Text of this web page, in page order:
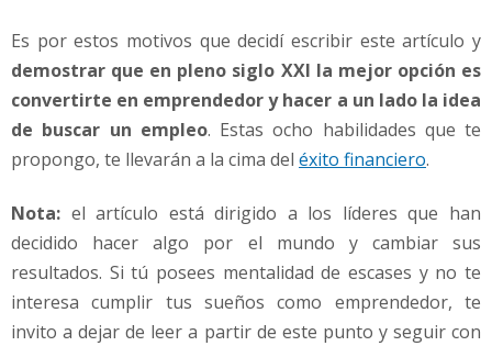
Es por estos motivos que decidí escribir este artículo y
demostrar que en pleno siglo XXI la mejor opción es
convertirte en emprendedor y hacer a un lado la idea
de buscar un empleo. Estas ocho habilidades que te
propongo, te llevarán a la cima del éxito financiero.
Nota: el artículo está dirigido a los líderes que han
decidido hacer algo por el mundo y cambiar sus
resultados. Si tú posees mentalidad de escases y no te
interesa cumplir tus sueños como emprendedor, te
invito a dejar de leer a partir de este punto y seguir con